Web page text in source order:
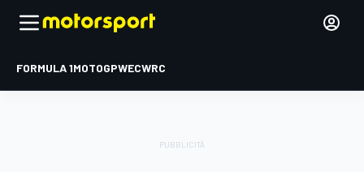
FORMULA 1MOTOGPWECWRC